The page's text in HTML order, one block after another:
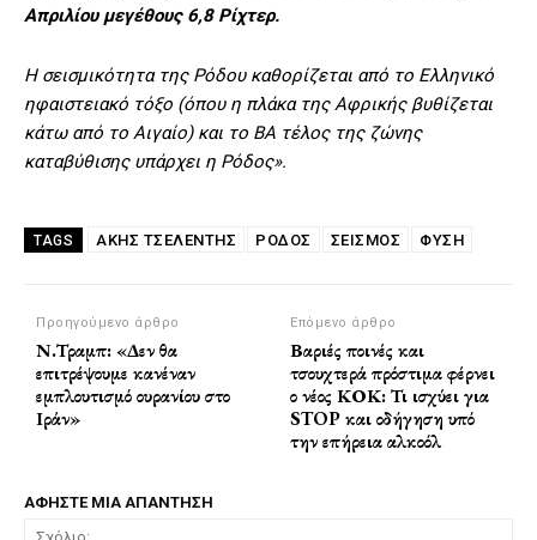
Απριλίου μεγέθους 6,8 Ρίχτερ.
Η σεισμικότητα της Ρόδου καθορίζεται από το Ελληνικό
ηφαιστειακό τόξο (όπου η πλάκα της Αφρικής βυθίζεται
κάτω από το Αιγαίο) και το ΒΑ τέλος της ζώνης
καταβύθισης υπάρχει η Ρόδος».
TAGS ΆΚΗΣ ΤΣΕΛΈΝΤΗΣ ΡΌΔΟΣ ΣΕΙΣΜΟΣ ΦΥΣΗ
Προηγούμενο άρθρο
Ν.Τραμπ: «Δεν θα
επιτρέψουμε κανέναν
εμπλουτισμό ουρανίου στο
Ιράν»
Επόμενο άρθρο
Βαριές ποινές και
τσουχτερά πρόστιμα φέρνει
ο νέος ΚΟΚ: Τι ισχύει για
STOP και οδήγηση υπό
την επήρεια αλκοόλ
ΑΦΗΣΤΕ ΜΙΑ ΑΠΑΝΤΗΣΗ